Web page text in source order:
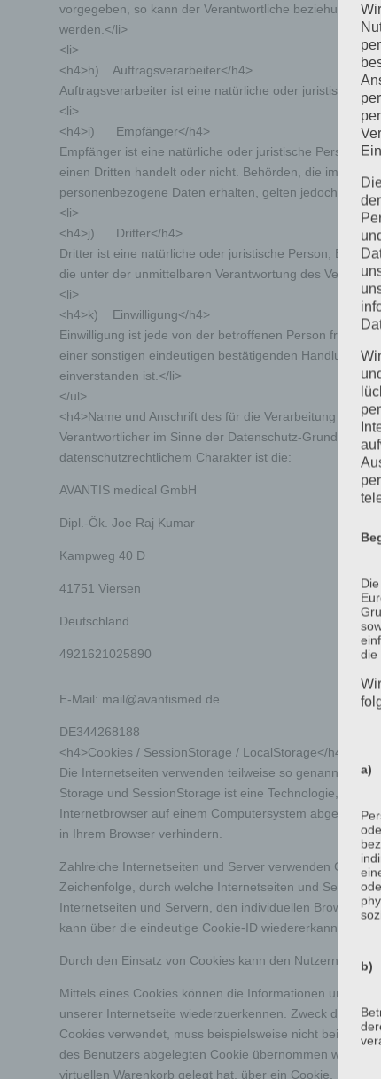
vorgegeben, so kann der Verantwortliche
werden.</li>
<li>
<h4>h) Auftragsverarbeiter</h4>
Auftragsverarbeiter ist eine natürliche oder juristische
<li>
<h4>i) Empfänger</h4>
Empfänger ist eine natürliche oder juristische Person,
einen Dritten handelt oder nicht. Behörden, die im
personenbezogene Daten erhalten, gelten jedoch nicht
<li>
<h4>j) Dritter</h4>
Dritter ist eine natürliche oder juristische Person,
die unter der unmittelbaren Verantwortung des
<li>
<h4>k) Einwilligung</h4>
Einwilligung ist jede von der betroffenen Person
einer sonstigen eindeutigen bestätigenden Handlung,
einverstanden ist.</li>
</ul>
<h4>Name und Anschrift des für die Verarbeitung
Verantwortlicher im Sinne der Datenschutz-
datenschutzrechtlichem Charakter ist die:
AVANTIS medical GmbH
Dipl.-Ök. Joe Raj Kumar
Kampweg 40 D
41751 Viersen
Deutschland
4921621025890
E-Mail: mail@avantismed.de
DE344268188
<h4>Cookies / SessionStorage / LocalStorage</h4>
Die Internetseiten verwenden teilweise so genannte
Storage und SessionStorage ist eine Technologie, mit
Internetbrowser auf einem Computersystem abgelegt
in Ihrem Browser verhindern.
Zahlreiche Internetseiten und Server verwenden
Zeichenfolge, durch welche Internetseiten und Server
Internetseiten und Servern, den individuellen Browser
kann über die eindeutige Cookie-ID wiedererkannt und
Durch den Einsatz von Cookies kann den Nutzern
Mittels eines Cookies können die Informationen und
unserer Internetseite wiederzuerkennen. Zweck dieser
Cookies verwendet, muss beispielsweise nicht bei
des Benutzers abgelegten Cookie übernommen wird.
virtuellen Warenkorb gelegt hat, über ein Cookie.
die
a)
b)